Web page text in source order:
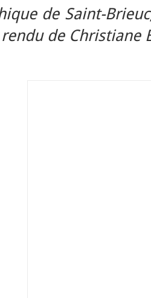
de Saint-
de Christiane